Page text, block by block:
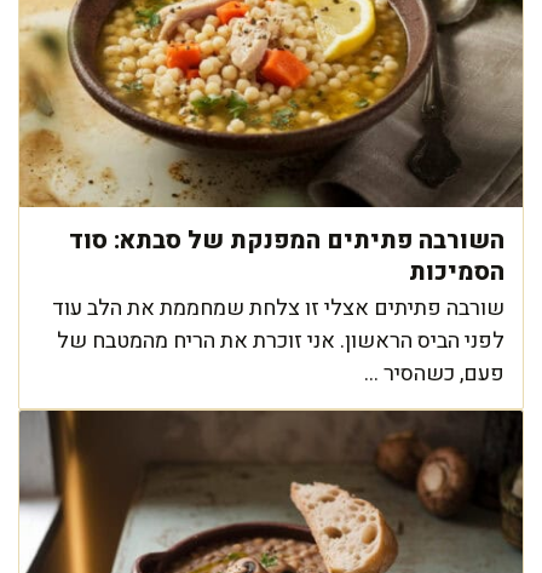
השורבה פתיתים המפנקת של סבתא: סוד
הסמיכות
שורבה פתיתים אצלי זו צלחת שמחממת את הלב עוד
לפני הביס הראשון. אני זוכרת את הריח מהמטבח של
פעם, כשהסיר ...